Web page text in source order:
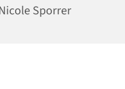
Sporrer